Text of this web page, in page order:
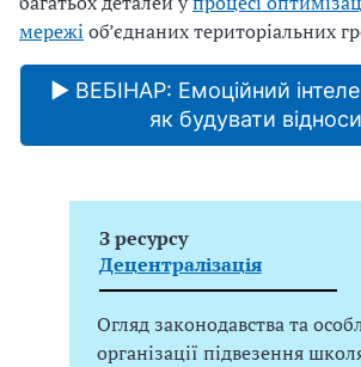
мережі об’єднаних територіальних
▶ ВЕБІНАР: Емоційний
як будувати
З ресурсу
Децентралізація
Огляд законодавства та
організації підвезення